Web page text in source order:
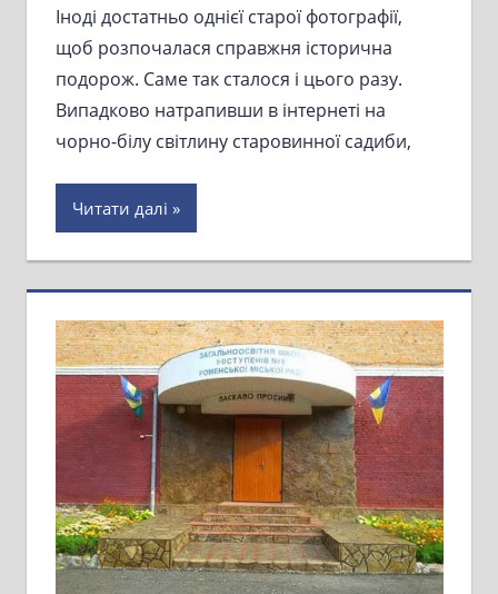
Іноді достатньо однієї старої фотографії,
щоб розпочалася справжня історична
подорож. Саме так сталося і цього разу.
Випадково натрапивши в інтернеті на
чорно-білу світлину старовинної садиби,
Читати далі